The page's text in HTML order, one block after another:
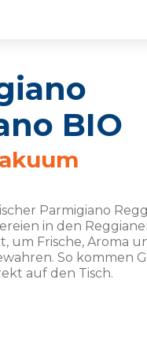
BIO
Parmigiano
in den
um Frische, Aroma
So kommen
auf den Tisch.